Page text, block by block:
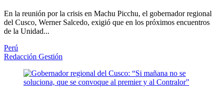
En la reunión por la crisis en Machu Picchu, el gobernador regional
del Cusco, Werner Salcedo, exigió que en los próximos encuentros
de la Unidad...
Perú
Redacción Gestión